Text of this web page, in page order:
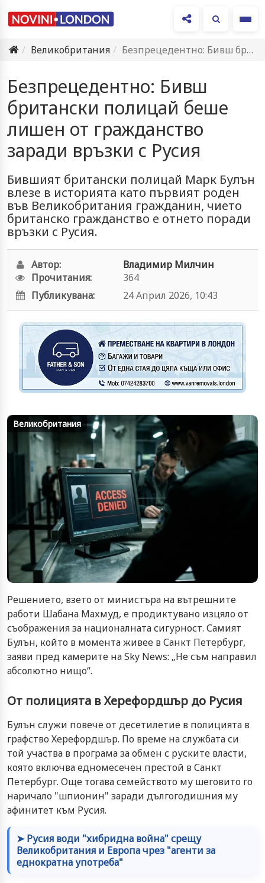
Великобритания
Безпрецедентно: Бивш британски полицай беше лишен от гражданство заради връзки…
Безпрецедентно: Бивш
британски полицай беше
лишен от гражданство
заради връзки с Русия
Бившият британски полицай Марк Булън
влезе в историята като първият роден
във Великобритания гражданин, чието
британско гражданство е отнето поради
връзки с Русия.
Автор:
Владимир Милчин
Прочитания:
364
Публикувана:
24 Април 2026, 10:43
Великобритания
Решението, взето от министъра на вътрешните
работи Шабана Махмуд, е продиктувано изцяло от
съображения за националната сигурност. Самият
Булън, който в момента живее в Санкт Петербург,
заяви пред камерите на Sky News: „Не съм направил
абсолютно нищо“.
От полицията в Херефордшър до Русия
Булън служи повече от десетилетие в полицията в
графство Херефордшър. По време на службата си
той участва в програма за обмен с руските власти,
която включва едномесечен престой в Санкт
Петербург. Още тогава семейството му шеговито го
наричало "шпионин" заради дългогодишния му
афинитет към Русия.
➤ Русия води "хибридна война" срещу
Великобритания и Европа чрез "агенти за
еднократна употреба"